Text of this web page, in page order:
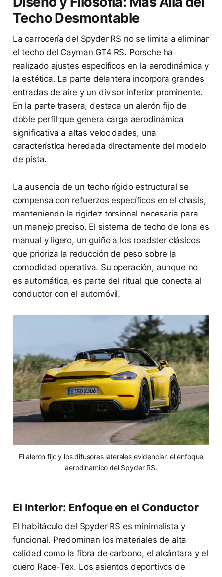
Techo Desmontable
La carrocería del Spyder RS no se limita a eliminar
el techo del Cayman GT4 RS. Porsche ha
realizado ajustes específicos en la aerodinámica y
la estética. La parte delantera incorpora grandes
entradas de aire y un divisor inferior prominente.
En la parte trasera, destaca un alerón fijo de
doble perfil que genera carga aerodinámica
significativa a altas velocidades, una
característica heredada directamente del modelo
de pista.
La ausencia de un techo rígido estructural se
compensa con refuerzos específicos en el chasis,
manteniendo la rigidez torsional necesaria para
un manejo preciso. El sistema de techo de lona es
manual y ligero, un guiño a los roadster clásicos
que prioriza la reducción de peso sobre la
comodidad operativa. Su operación, aunque no
es automática, es parte del ritual que conecta al
conductor con el automóvil.
El alerón fijo y los difusores laterales evidencian el enfoque
aerodinámico del Spyder RS.
El Interior: Enfoque en el Conductor
El habitáculo del Spyder RS es minimalista y
funcional. Predominan los materiales de alta
calidad como la fibra de carbono, el alcántara y el
cuero Race-Tex. Los asientos deportivos de